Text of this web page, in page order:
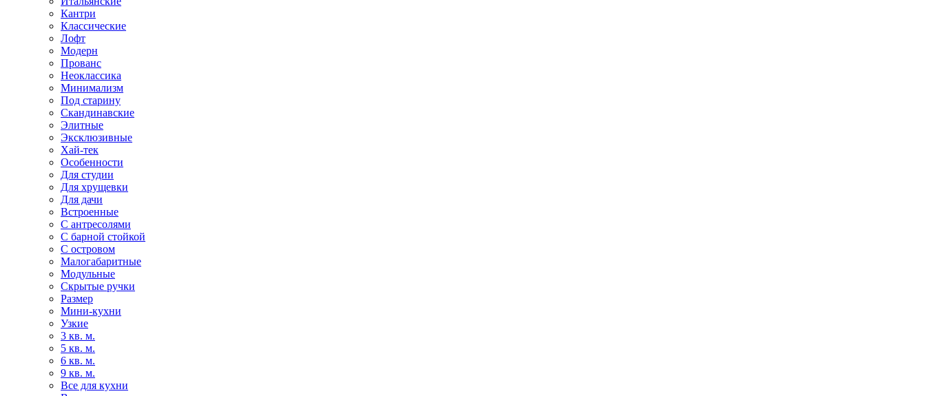
Кантри
Классические
Лофт
Модерн
Прованс
Неоклассика
Минимализм
Под старину
Скандинавские
Элитные
Эксклюзивные
Хай-тек
Особенности
Для студии
Для хрущевки
Для дачи
Встроенные
С антресолями
С барной стойкой
С островом
Малогабаритные
Модульные
Скрытые ручки
Размер
Мини-кухни
Узкие
3 кв. м.
5 кв. м.
6 кв. м.
9 кв. м.
Все для кухни